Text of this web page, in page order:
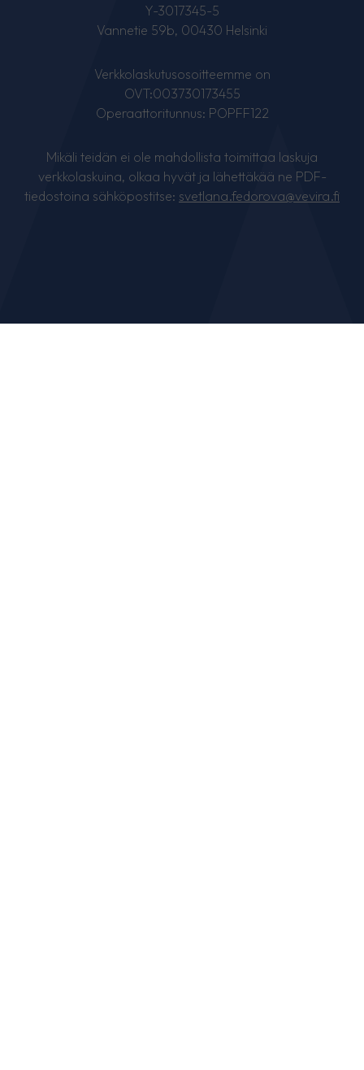
Y-3017345-5
Vannetie 59b, 00430 Helsinki
Verkkolaskutusosoitteemme on
OVT:003730173455
Operaattoritunnus: POPFF122
Mikäli teidän ei ole mahdollista toimittaa laskuja
verkkolaskuina, olkaa hyvät ja lähettäkää ne PDF-
tiedostoina sähköpostitse: svetlana.fedorova@vevira.fi